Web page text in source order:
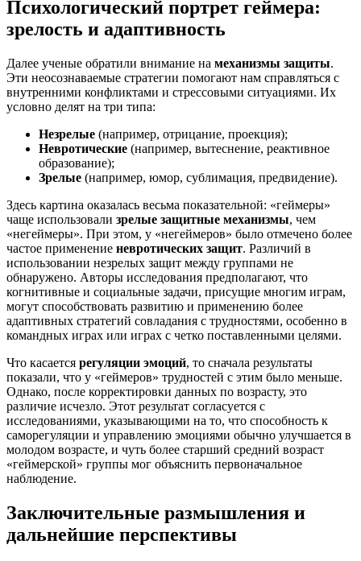
Психологический портрет геймера:
зрелость и адаптивность
Далее ученые обратили внимание на механизмы защиты.
Эти неосознаваемые стратегии помогают нам справляться с
внутренними конфликтами и стрессовыми ситуациями. Их
условно делят на три типа:
Незрелые (например, отрицание, проекция);
Невротические (например, вытеснение, реактивное
образование);
Зрелые (например, юмор, сублимация, предвидение).
Здесь картина оказалась весьма показательной: «геймеры»
чаще использовали зрелые защитные механизмы, чем
«негеймеры». При этом, у «негеймеров» было отмечено более
частое применение невротических защит. Различий в
использовании незрелых защит между группами не
обнаружено. Авторы исследования предполагают, что
когнитивные и социальные задачи, присущие многим играм,
могут способствовать развитию и применению более
адаптивных стратегий совладания с трудностями, особенно в
командных играх или играх с четко поставленными целями.
Что касается регуляции эмоций, то сначала результаты
показали, что у «геймеров» трудностей с этим было меньше.
Однако, после корректировки данных по возрасту, это
различие исчезло. Этот результат согласуется с
исследованиями, указывающими на то, что способность к
саморегуляции и управлению эмоциями обычно улучшается в
молодом возрасте, и чуть более старший средний возраст
«геймерской» группы мог объяснить первоначальное
наблюдение.
Заключительные размышления и
дальнейшие перспективы